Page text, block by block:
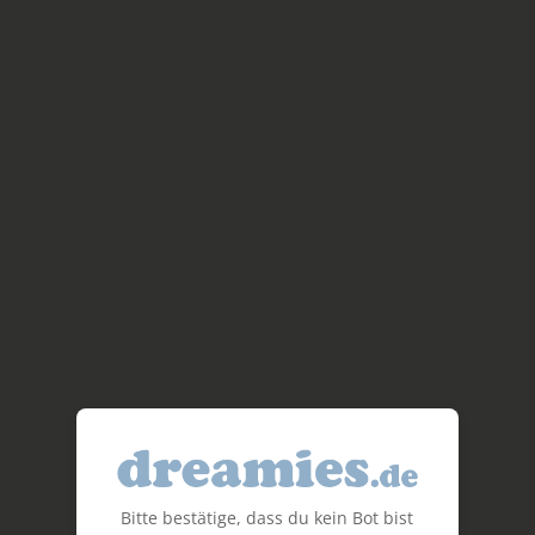
Bitte bestätige, dass du kein Bot bist